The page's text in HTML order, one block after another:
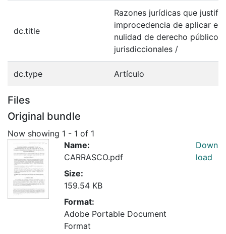
dc.title
Razones jurídicas que
improcedencia de aplicar el
nulidad de derecho público
jurisdiccionales /
dc.type Artículo
Files
Original bundle
Now showing 1 - 1 of 1
Name:
CARRASCO.pdf
Size:
159.54 KB
Format:
Adobe Portable Document
Format
Down
load